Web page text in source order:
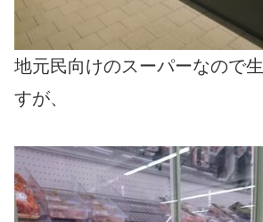
地元民向けのスーパーなので
すが、